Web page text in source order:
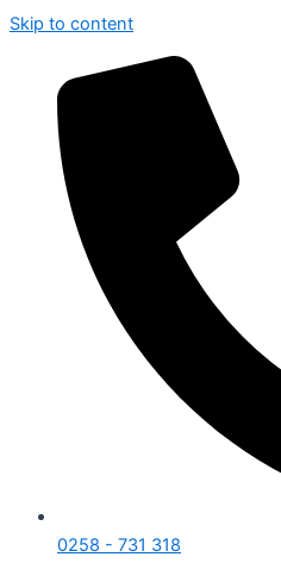
Skip to content
0258 - 731 318